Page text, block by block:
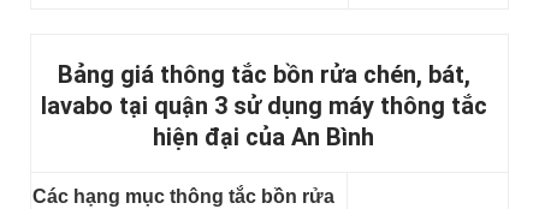
Bảng giá thông tắc bồn rửa chén, bát,
lavabo tại quận 3 sử dụng máy thông tắc
hiện đại của An Bình
Các hạng mục thông tắc bồn rửa